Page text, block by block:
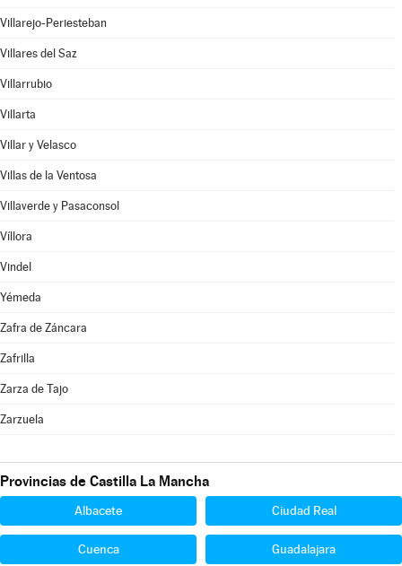
Villarejo-Periesteban
Villares del Saz
Villarrubio
Villarta
Villar y Velasco
Villas de la Ventosa
Villaverde y Pasaconsol
Víllora
Vindel
Yémeda
Zafra de Záncara
Zafrilla
Zarza de Tajo
Zarzuela
Provincias de Castilla La Mancha
Albacete Ciudad Real
Cuenca Guadalajara